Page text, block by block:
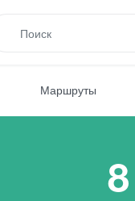
Маршруты